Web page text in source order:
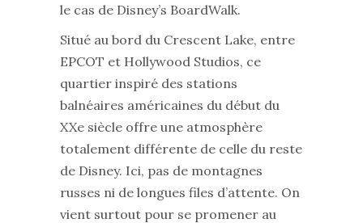
le cas de Disney’s BoardWalk.
Situé au bord du Crescent Lake, entre
EPCOT et Hollywood Studios, ce
quartier inspiré des stations
balnéaires américaines du début du
XXe siècle offre une atmosphère
totalement différente de celle du reste
de Disney. Ici, pas de montagnes
russes ni de longues files d’attente. On
vient surtout pour se promener au